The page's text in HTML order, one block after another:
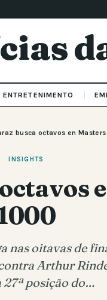
ENTRETENIMENTO
busca octavos en
INSIGHTS
nas oitavas de
Arthur
27ª posição do…